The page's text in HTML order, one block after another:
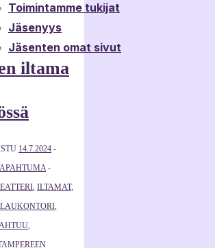
Toimintamme tukijat
Jäsenyys
Jäsenten omat sivut
iltama
14.7.2024
, ILTAMAT,
LAUKONTORI,
,